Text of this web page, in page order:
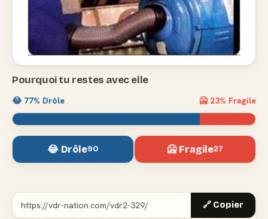
Pourquoi tu restes avec elle
😂 77% Drôle 🥶 23% Fragile
😂 Drôle90 🥶 Fragile27
🔗 Copier